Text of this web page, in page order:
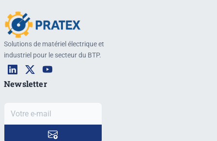
Solutions de matériel électrique et
industriel pour le secteur du BTP.
Newsletter